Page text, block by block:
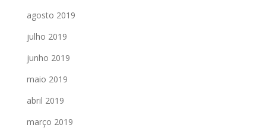
agosto 2019
julho 2019
junho 2019
maio 2019
abril 2019
março 2019